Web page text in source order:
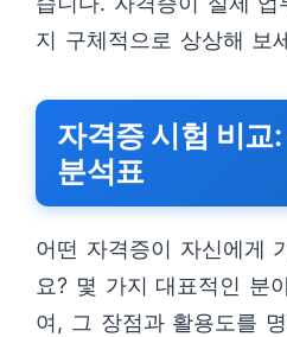
지 구체적으로 상상해 보
자격증 시험 비교
분석표
어떤 자격증이 자신에게
요? 몇 가지 대표적인 분
여, 그 장점과 활용도를